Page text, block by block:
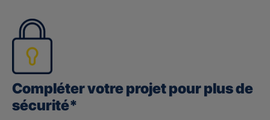
Compléter votre projet pour plus de
sécurité*